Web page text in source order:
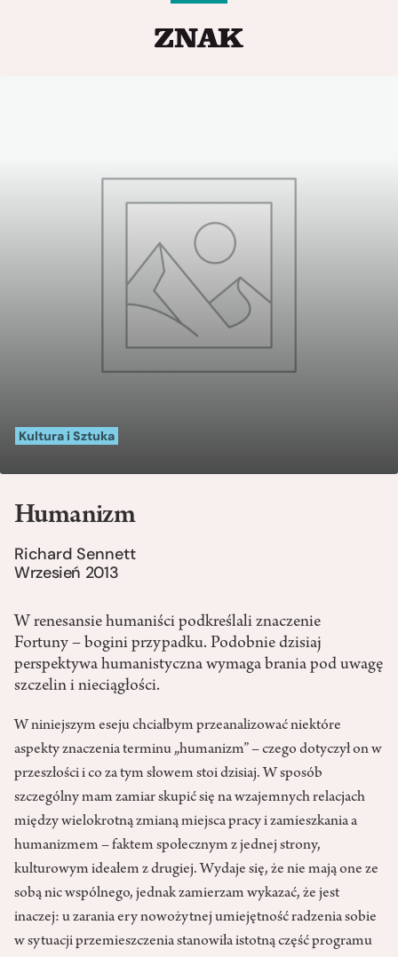
Kultura i Sztuka
Humanizm
Richard Sennett
Wrzesień 2013
W renesansie humaniści podkreślali znaczenie
Fortuny – bogini przypadku. Podobnie dzisiaj
perspektywa humanistyczna wymaga brania pod uwagę
szczelin i nieciągłości.
W niniejszym eseju chciałbym przeanalizować niektóre
aspekty znaczenia terminu „humanizm” – czego dotyczył on w
przeszłości i co za tym słowem stoi dzisiaj. W sposób
szczególny mam zamiar skupić się na wzajemnych relacjach
między wielokrotną zmianą miejsca pracy i zamieszkania a
humanizmem – faktem społecznym z jednej strony,
kulturowym ideałem z drugiej. Wydaje się, że nie mają one ze
sobą nic wspólnego, jednak zamierzam wykazać, że jest
inaczej: u zarania ery nowożytnej umiejętność radzenia sobie
w sytuacji przemieszczenia stanowiła istotną część programu